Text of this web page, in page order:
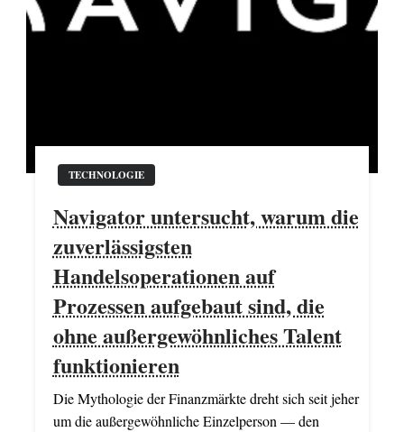
TECHNOLOGIE
Navigator untersucht, warum die
zuverlässigsten
Handelsoperationen auf
Prozessen aufgebaut sind, die
ohne außergewöhnliches Talent
funktionieren
Die Mythologie der Finanzmärkte dreht sich seit jeher
um die außergewöhnliche Einzelperson — den